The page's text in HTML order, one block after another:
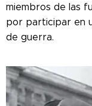
miembros de las
por participar en
de guerra.